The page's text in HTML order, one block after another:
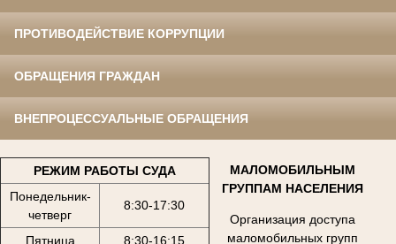
ПРОТИВОДЕЙСТВИЕ КОРРУПЦИИ
ОБРАЩЕНИЯ ГРАЖДАН
ВНЕПРОЦЕССУАЛЬНЫЕ ОБРАЩЕНИЯ
РЕЖИМ РАБОТЫ СУДА
Понедельник-
четверг
8:30-17:30
Пятница
8:30-16:15
МАЛОМОБИЛЬНЫМ
ГРУППАМ НАСЕЛЕНИЯ
Организация доступа
маломобильных групп